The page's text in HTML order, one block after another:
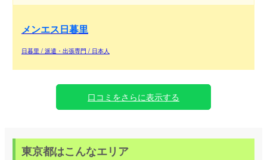
したくなる。四つん這いがとてもうまい。
メンエス日暮里
日暮里 / 派遣・出張専門 / 日本人
口コミをさらに表示する
東京都はこんなエリア